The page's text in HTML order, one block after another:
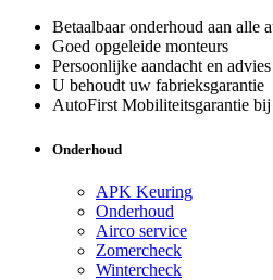
Betaalbaar onderhoud aan alle
Goed opgeleide monteurs
Persoonlijke aandacht en advies
U behoudt uw fabrieksgarantie
AutoFirst Mobiliteitsgarantie
Onderhoud
APK Keuring
Onderhoud
Airco service
Zomercheck
Wintercheck